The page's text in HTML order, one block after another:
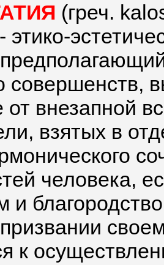
(греч.
совершенств,
от внезапной
взятых в
человека,
и
к